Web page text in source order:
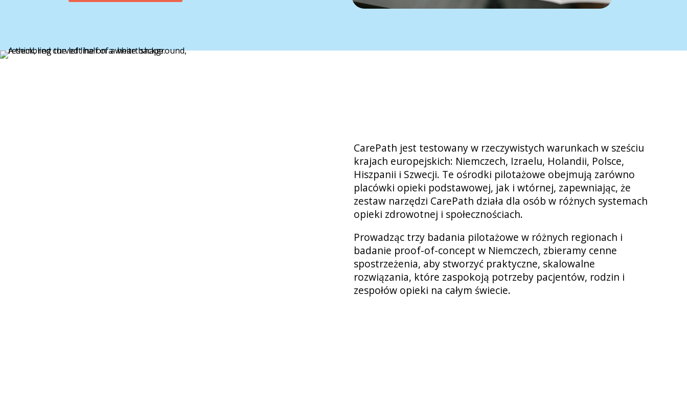
CarePath jest testowany w rzeczywistych warunkach w sześciu
krajach europejskich: Niemczech, Izraelu, Holandii, Polsce,
Hiszpanii i Szwecji. Te ośrodki pilotażowe obejmują zarówno
placówki opieki podstawowej, jak i wtórnej, zapewniając, że
zestaw narzędzi CarePath działa dla osób w różnych systemach
opieki zdrowotnej i społecznościach.
Prowadząc trzy badania pilotażowe w różnych regionach i
badanie proof-of-concept w Niemczech, zbieramy cenne
spostrzeżenia, aby stworzyć praktyczne, skalowalne
rozwiązania, które zaspokoją potrzeby pacjentów, rodzin i
zespołów opieki na całym świecie.